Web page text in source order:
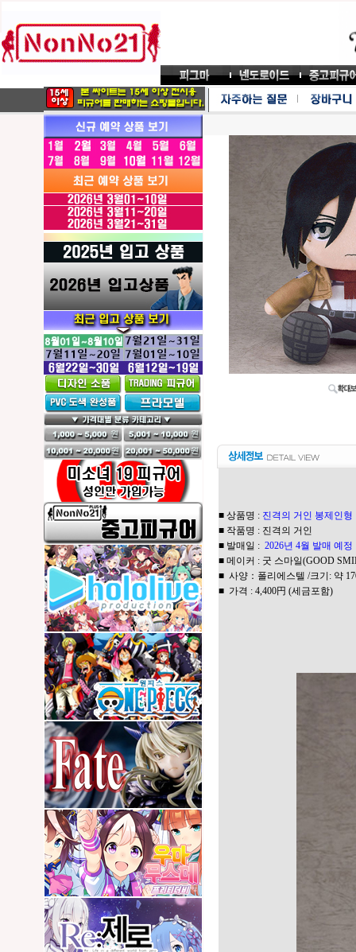
■ 상품명 : 진격의 거인 봉제인형
■ 작품명 : 진격의 거인
■ 발매일 : 2026년 4월 발매 예
■ 메이커 : 굿 스마일(GOOD
■ 사양：폴리에스텔 /크기: 약
■ 가격 : 4,400円 (세금포함)